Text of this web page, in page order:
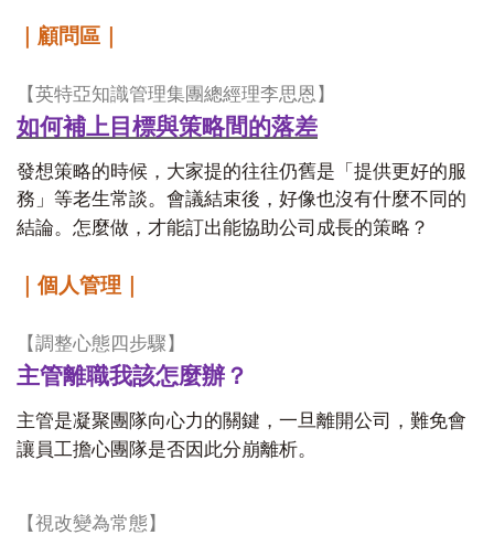
｜顧問區｜
【英特亞知識管理集團總經理李思恩】
如何補上目標與策略間的落差
發想策略的時候，大家提的往往仍舊是「提供更好的服
務」等老生常談。會議結束後，好像也沒有什麼不同的
結論。怎麼做，才能訂出能協助公司成長的策略？
｜個人管理｜
【調整心態四步驟】
主管離職我該怎麼辦？
主管是凝聚團隊向心力的關鍵，一旦離開公司，難免會
讓員工擔心團隊是否因此分崩離析。
【視改變為常態】